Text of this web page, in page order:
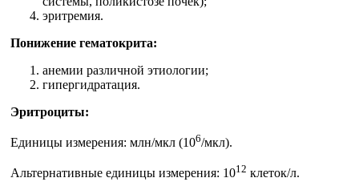
эритремия.
Понижение гематокрита:
анемии различной этиологии;
гипергидратация.
Эритроциты:
Единицы измерения: млн/мкл (106/мкл).
Альтернативные единицы измерения: 1012 клеток/л.